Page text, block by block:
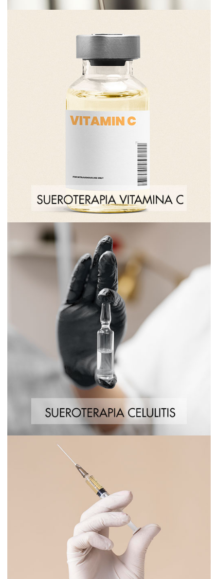
Sueroterapia Vitamina C
Sueroterapia de Celulitis
Sueroterapia de Antienvejecimiento